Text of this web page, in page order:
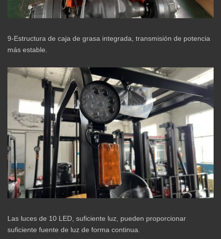
9-Estructura de caja de grasa integrada, transmisión de potencia
más estable.
Las luces de 10 LED, suficiente luz, pueden proporcionar
suficiente fuente de luz de forma continua.